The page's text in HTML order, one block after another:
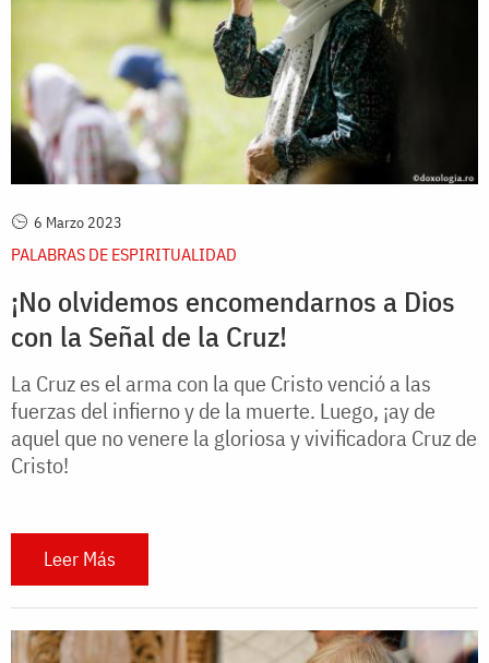
6 Marzo 2023
PALABRAS DE ESPIRITUALIDAD
¡No olvidemos encomendarnos a Dios
con la Señal de la Cruz!
La Cruz es el arma con la que Cristo venció a las
fuerzas del infierno y de la muerte. Luego, ¡ay de
aquel que no venere la gloriosa y vivificadora Cruz de
Cristo!
Leer Más